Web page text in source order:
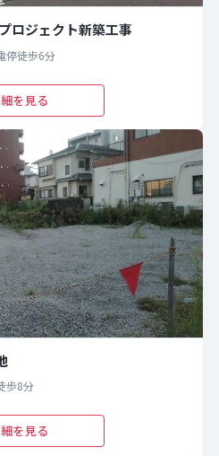
ロジェクト新築工事
停徒歩6分
を見る
歩8分
を見る